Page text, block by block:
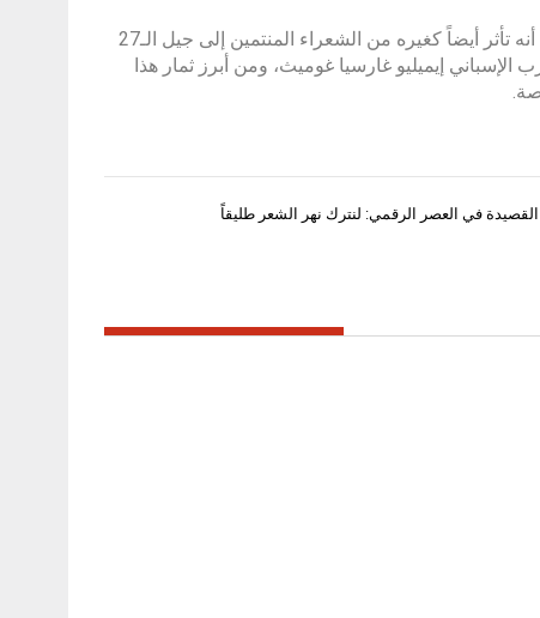
وأضاف: “على الرغم من تأثر لوركا بالشعر العربي في تجاربه الأدبية الأولى، إلا أنه تأثر أيضاً كغيره من الشعراء المنتمين إلى جيل الـ27
في القرن العشرين الذين ظهروا عام 1927)، بالمستعرب الإسباني إيميليو غارسيا غوميث، ومن أبرز ثمار هذا
في العصر الرقمي: لنترك نهر الشعر طليقاً